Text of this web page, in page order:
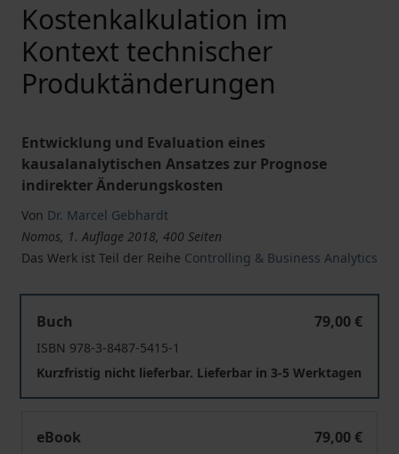
Kostenkalkulation im
Kontext technischer
Produktänderungen
Entwicklung und Evaluation eines
kausalanalytischen Ansatzes zur Prognose
indirekter Änderungskosten
Von Dr. Marcel Gebhardt
Nomos, 1. Auflage 2018, 400 Seiten
Das Werk ist Teil der Reihe Controlling & Business Analytics
Buch
79,00 €
ISBN 978-3-8487-5415-1
Kurzfristig nicht lieferbar. Lieferbar in 3-5 Werktagen
eBook
79,00 €